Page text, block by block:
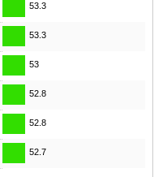
53.3
53.3
53
52.8
52.8
52.7